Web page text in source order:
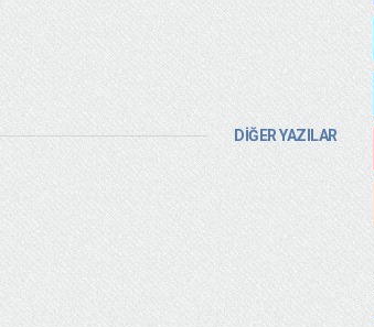
DİĞER YAZILAR